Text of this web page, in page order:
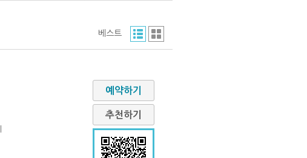
베스트
예약하기
추천하기